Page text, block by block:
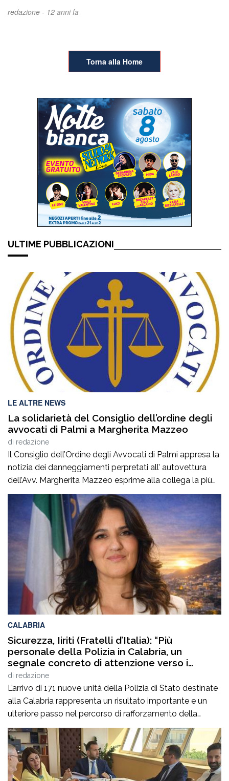
redazione - 12 anni fa
Torna alla Home
ULTIME PUBBLICAZIONI
LE ALTRE NEWS
La solidarietà del Consiglio dell’ordine degli
avvocati di Palmi a Margherita Mazzeo
di redazione
Il Consiglio dell’Ordine degli Avvocati di Palmi appresa la
notizia dei danneggiamenti perpretati all’ autovettura
dell’Avv. Margherita Mazzeo esprime alla collega la più
sincera vicinanza.Questo atto vandalico inaccettabile,
rappresenta un’aggressione non solo alla sua proprietà
ed alla sua persona, na anche alla nostra professione.In
questo momento delicato per la collega, certi di
interpretare il pensiero […]
CALABRIA
Sicurezza, Iiriti (Fratelli d’Italia): “Più
personale della Polizia in Calabria, un
segnale concreto di attenzione verso i
territori”
di redazione
L’arrivo di 171 nuove unità della Polizia di Stato destinate
alla Calabria rappresenta un risultato importante e un
ulteriore passo nel percorso di rafforzamento della
sicurezza nella nostra regione. Da consigliera regionale
di Fratelli d’Italia accolgo con soddisfazione questa
nuova assegnazione, che dimostra l’attenzione del
Governo verso le esigenze delle comunità calabresi e
verso chi […]